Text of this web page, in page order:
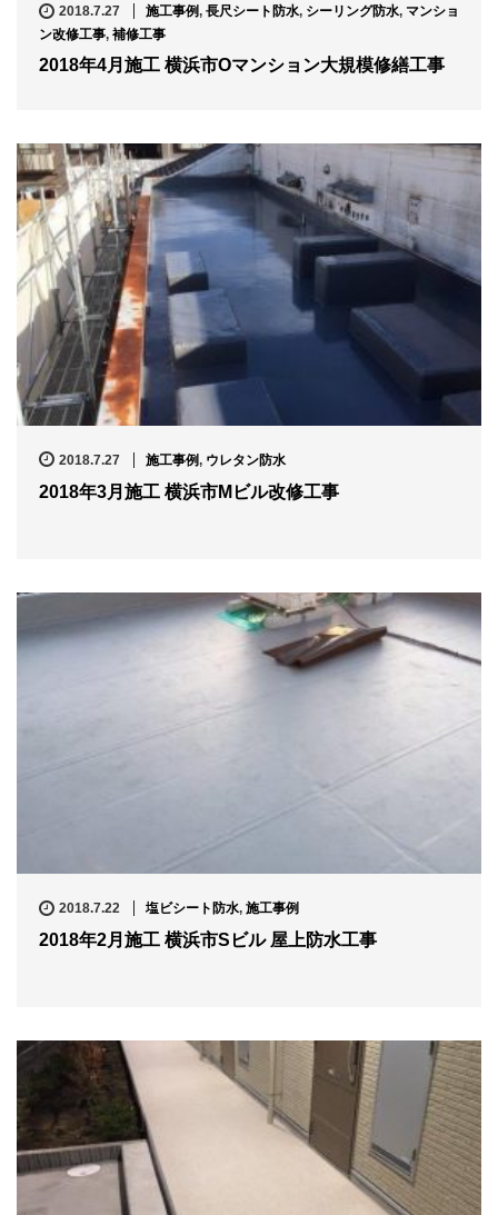
2018.7.27 施工事例, 長尺シート防水, シーリング防水, マンショ
ン改修工事, 補修工事
2018年4月施工 横浜市Oマンション大規模修繕工事
2018.7.27 施工事例, ウレタン防水
2018年3月施工 横浜市Mビル改修工事
2018.7.22 塩ビシート防水, 施工事例
2018年2月施工 横浜市Sビル 屋上防水工事